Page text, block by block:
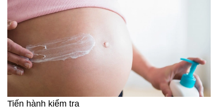
Tiến hành kiểm tra